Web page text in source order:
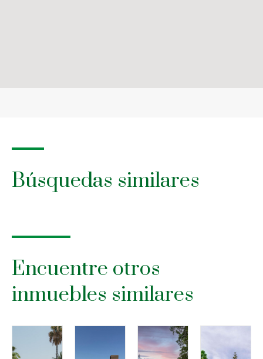
Búsquedas similares
Encuentre otros
inmuebles similares